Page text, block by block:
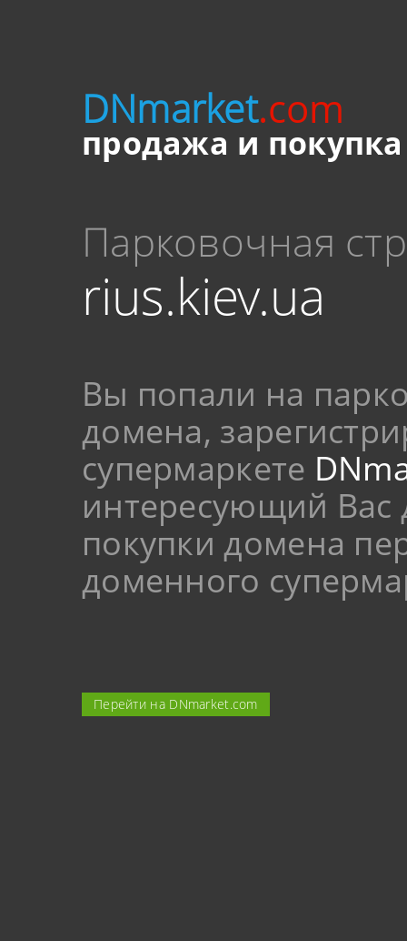
DNmarket.com
продажа и
Парковочная
rius.kiev.ua
Вы попали на
домена,
супермаркете
интересующий Вас
покупки домена
доменного
Перейти на DNmarket.com